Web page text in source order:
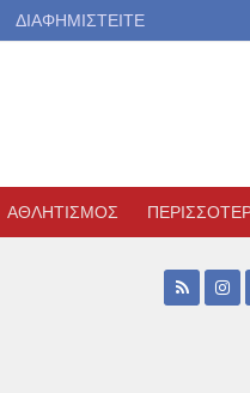
ΔΙΑΦΗΜΙΣΤΕΙΤΕ
ΑΘΛΗΤΙΣΜΟΣ